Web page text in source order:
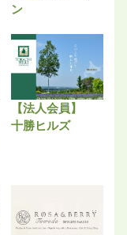
ン
【法人会員】
十勝ヒルズ